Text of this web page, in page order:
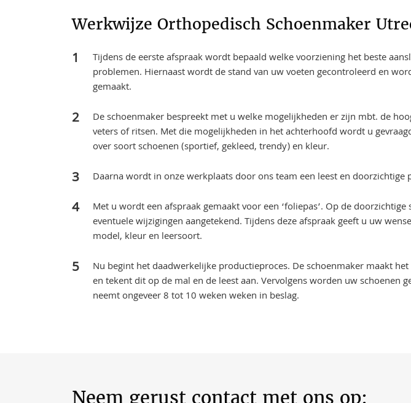
Werkwijze Orthopedisch Schoenmaker
Tijdens de eerste afspraak wordt bepaald welke voorziening het beste
problemen. Hiernaast wordt de stand van uw voeten gecontroleerd en
gemaakt.
De schoenmaker bespreekt met u welke mogelijkheden er zijn mbt. de
veters of ritsen. Met die mogelijkheden in het achterhoofd wordt u
over soort schoenen (sportief, gekleed, trendy) en kleur.
Daarna wordt in onze werkplaats door ons team een leest en doorzichtige
Met u wordt een afspraak gemaakt voor een ‘foliepas’. Op de doorzichtige
eventuele wijzigingen aangetekend. Tijdens deze afspraak geeft u uw
model, kleur en leersoort.
Nu begint het daadwerkelijke productieproces. De schoenmaker maakt
en tekent dit op de mal en de leest aan. Vervolgens worden uw schoenen
neemt ongeveer 8 tot 10 weken weken in beslag.
Neem gerust contact met ons op: